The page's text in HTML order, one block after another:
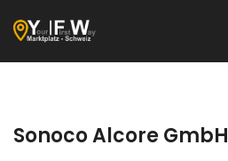
Sonoco Alcore GmbH